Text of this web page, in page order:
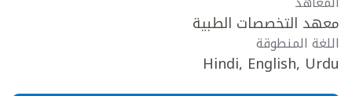
معهد التخصصات الطبية
اللغة المنطوقة
Hindi, English, Urdu